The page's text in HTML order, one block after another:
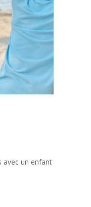
avec un enfant